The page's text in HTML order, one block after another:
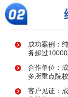
成功案例：
务超过
合作单位：
多所重点院
客户见证：